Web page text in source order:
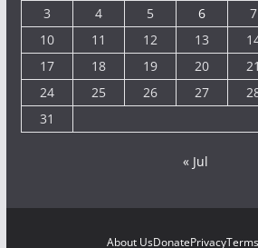
3
4 5 6 7
10
11 12 13
17
18 19 20 21
24
25 26 27
31
« Jul
About UsDonatePrivacy